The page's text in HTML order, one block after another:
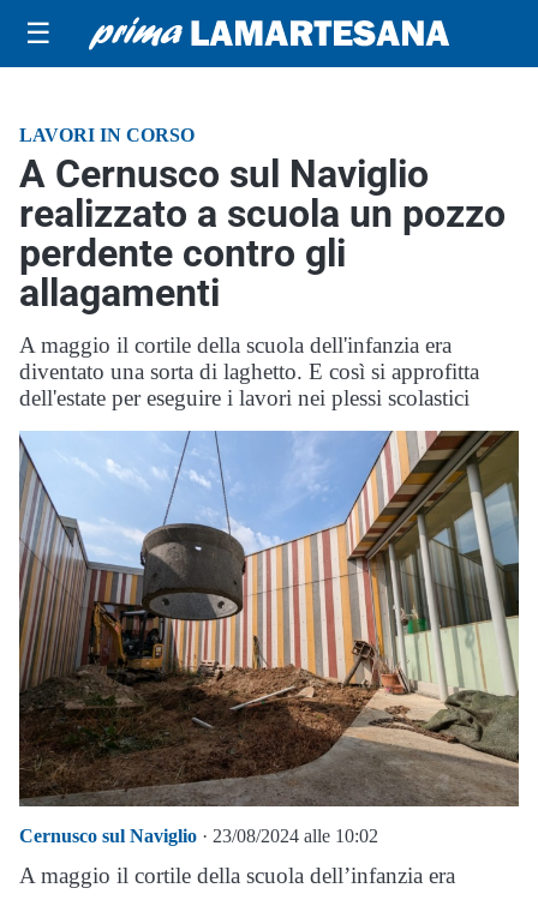
☰
LAVORI IN CORSO
A Cernusco sul Naviglio
realizzato a scuola un pozzo
perdente contro gli
allagamenti
A maggio il cortile della scuola dell'infanzia era
diventato una sorta di laghetto. E così si approfitta
dell'estate per eseguire i lavori nei plessi scolastici
Cernusco sul Naviglio · 23/08/2024 alle 10:02
A maggio il cortile della scuola dell’infanzia era